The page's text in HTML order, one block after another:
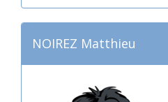
NOIREZ Matthieu